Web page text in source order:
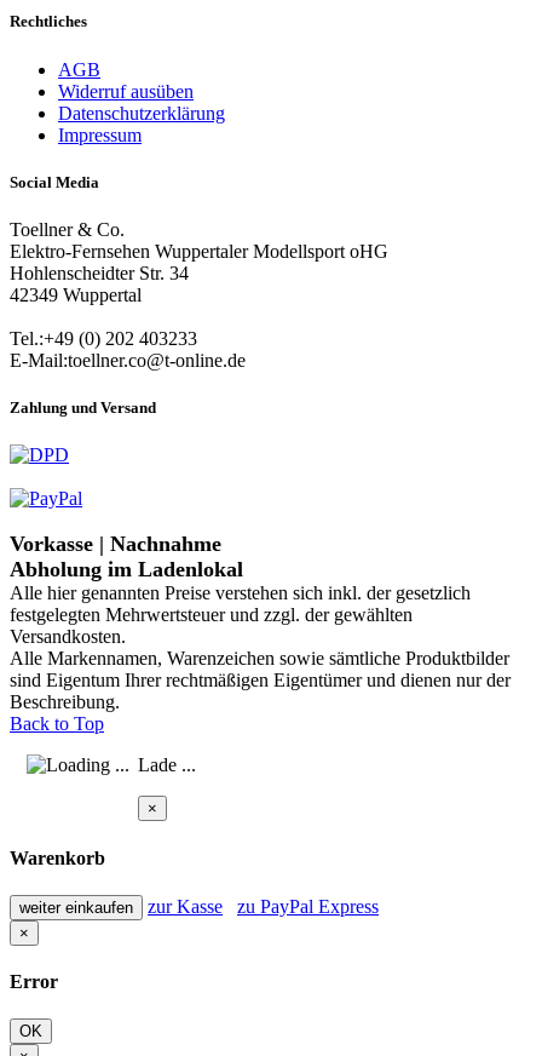
Rechtliches
AGB
Widerruf ausüben
Datenschutzerklärung
Impressum
Social Media
Toellner & Co.
Elektro-Fernsehen Wuppertaler Modellsport oHG
Hohlenscheidter Str. 34
42349 Wuppertal
Tel.:+49 (0) 202 403233
E-Mail:toellner.co@t-online.de
Zahlung und Versand
Vorkasse | Nachnahme
Abholung im Ladenlokal
Alle hier genannten Preise verstehen sich inkl. der gesetzlich
festgelegten Mehrwertsteuer und zzgl. der gewählten
Versandkosten.
Alle Markennamen, Warenzeichen sowie sämtliche Produktbilder
sind Eigentum Ihrer rechtmäßigen Eigentümer und dienen nur der
Beschreibung.
Back to Top
Lade ...
×
Warenkorb
weiter einkaufen zur Kasse zu PayPal Express
×
Error
OK